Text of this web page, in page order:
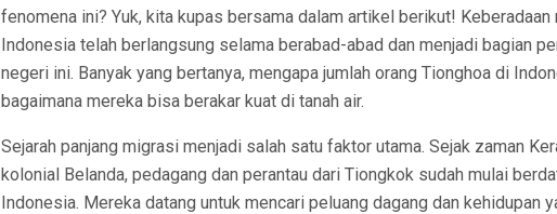
fenomena ini? Yuk, kita kupas bersama dalam artikel berikut!
Indonesia telah berlangsung selama berabad-abad dan menjadi bagian
negeri ini. Banyak yang bertanya, mengapa jumlah orang Tionghoa di
bagaimana mereka bisa berakar kuat di tanah air.
Sejarah panjang migrasi menjadi salah satu faktor utama. Sejak zaman
kolonial Belanda, pedagang dan perantau dari Tiongkok sudah mulai
Indonesia. Mereka datang untuk mencari peluang dagang dan kehidupan